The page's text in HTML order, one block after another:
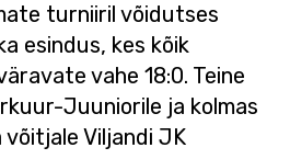
turniiril võidutses
esindus, kes kõik
vahe 18:0. Teine
Juuniorile ja kolmas
Viljandi JK